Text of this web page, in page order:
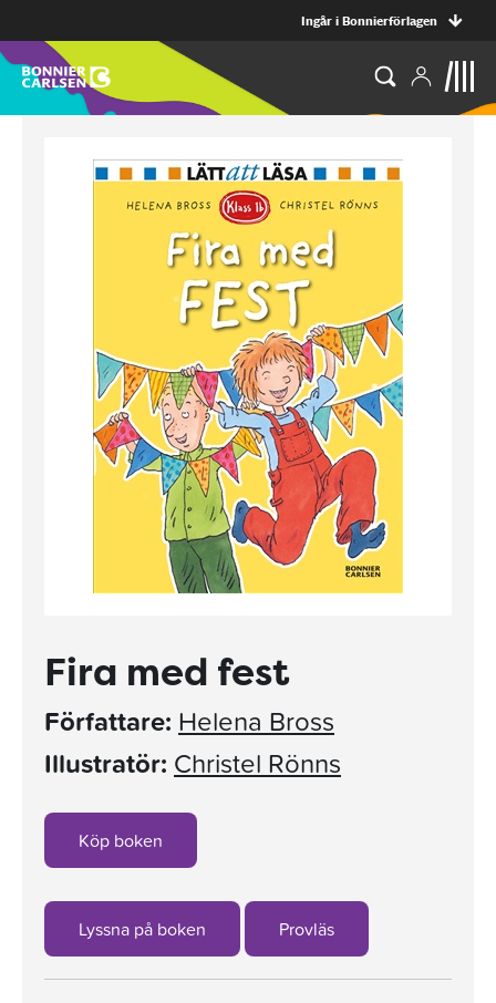
Ingår i Bonnierförlagen
Fira med fest
Författare: Helena Bross
Illustratör: Christel Rönns
Köp boken
Lyssna på boken Provläs